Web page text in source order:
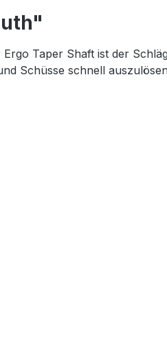
Taper Shaft ist der
Schüsse schnell